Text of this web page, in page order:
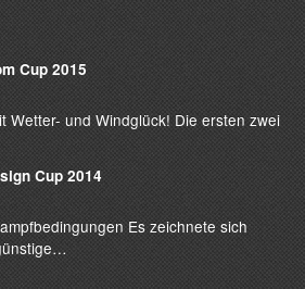
Cup 2015
Wetter- und Windglück! Die ersten zwei
Cup 2014
Es zeichnete sich